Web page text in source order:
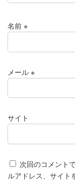
名前 ※
メール ※
サイト
次回のコメント
ルアドレス、サイト